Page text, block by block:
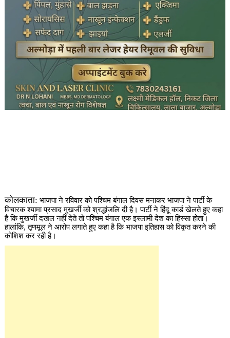
कोलकाता: भाजपा ने रविवार को पश्चिम बंगाल दिवस मनाकर भाजपा ने पार्टी के
विचारक श्यामा प्रसाद मुखर्जी को श्रद्धांजलि दी है। पार्टी ने हिंदू कार्ड खेलते हुए कहा
है कि मुखर्जी दखल नहीं देते तो पश्चिम बंगाल एक इस्लामी देश का हिस्सा होता।
हालांकि, तृणमूल ने आरोप लगाते हुए कहा है कि भाजपा इतिहास को विकृत करने की
कोशिश कर रही है।